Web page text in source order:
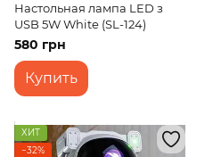
Настольная лампа LED з
USB 5W White (SL-124)
580 грн
Купить
ХИТ
−32%